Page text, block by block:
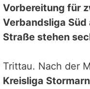
Vorbereitung für
Verbandsliga Süd
Straße stehen
Trittau. Nach der
Kreisliga Stormarn